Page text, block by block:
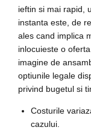
ieftin si mai rapid,
instanta este, de
ales cand implica
inlocuieste o
imagine de
optiunile legale
privind bugetul si
Costurile
cazului.